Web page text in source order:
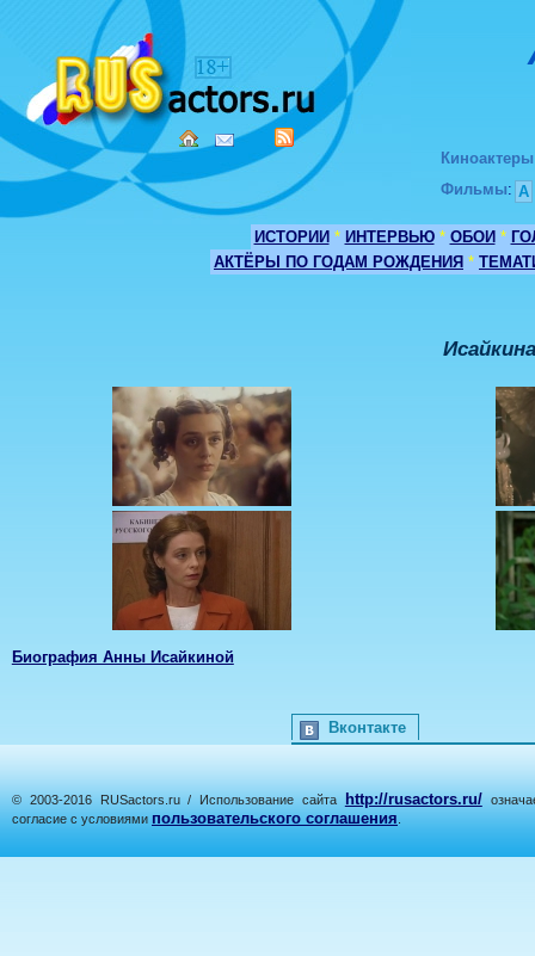
Киноактеры
Фильмы: А
ИСТОРИИ * ИНТЕРВЬЮ * ОБОИ *
АКТЁРЫ ПО ГОДАМ РОЖДЕНИЯ *
Биография Анны Исайкиной
Вконтакте
© 2003-2016 RUSactors.ru / Использование сайта http://rusactors.ru/
согласие с условиями пользовательского соглашения